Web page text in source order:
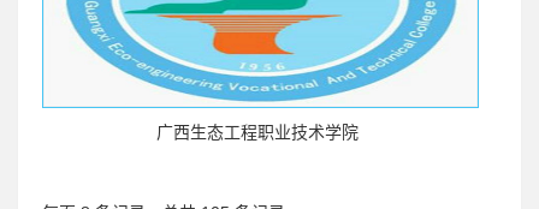
广西生态工程职业技术学院